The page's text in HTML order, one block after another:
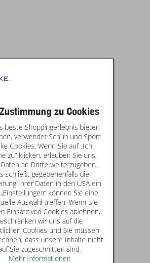
TWIN WASP CHINO LEFT HAND
zu Cookies
beste Shoppingerlebnis bieten
verwendet Schuh und Sport
Cookies. Wenn Sie auf „Ich
zu“ klicken, erlauben Sie uns,
an Dritte weiterzugeben.
schließt gegebenenfalls die
Ihrer Daten in den USA ein.
können Sie eine
Auswahl treffen. Wenn Sie
Einsatz von Cookies ablehnen,
wir uns auf die
Cookies und Sie müssen
dass unsere Inhalte nicht
Sie zugeschnitten sind.
Mehr Informationen